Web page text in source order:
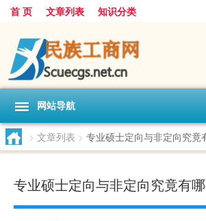
首 页 文章列表 知识分类
网站导航
> 文章列表 > 专业硕士定向与非定向究竟
专业硕士定向与非定向究竟有